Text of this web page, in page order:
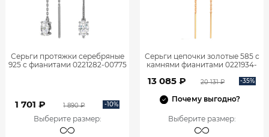
Серьги протяжки серебряные
925 с фианитами 0221282-00775
1 701 ₽ 1 890 ₽ -10%
Выберите размер:
Серьги цепочки золотые 585 с
камнями фианитами 0221934-
13 085 ₽ 20 131 ₽ -35%
Почему выгодно?
Выберите размер: